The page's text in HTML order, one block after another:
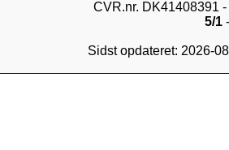
CVR.nr. DK41408391
5/1
Sidst opdateret: 2026-